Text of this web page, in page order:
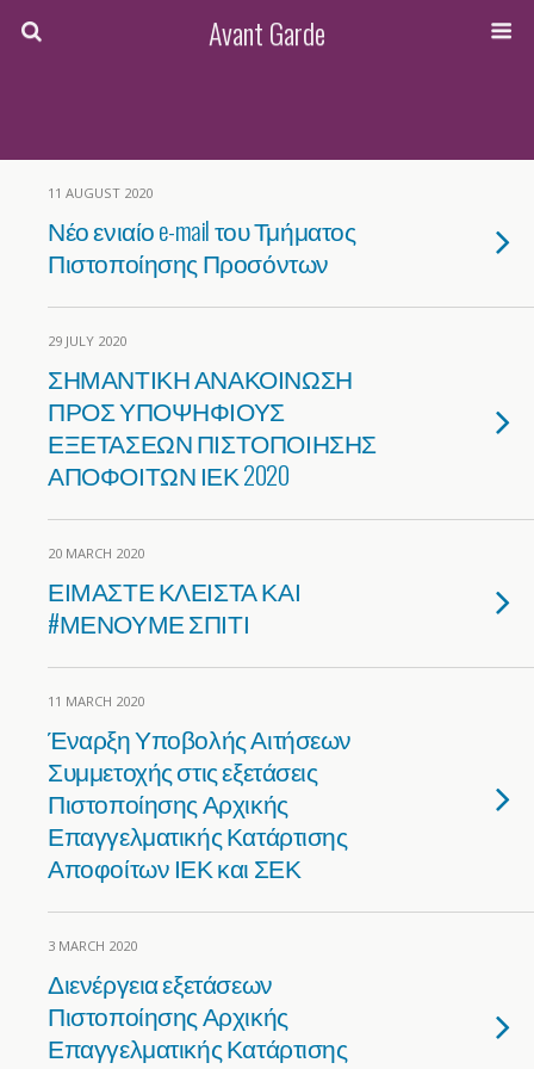
Avant Garde
11 AUGUST 2020
Νέο ενιαίο e-mail του Τμήματος
Πιστοποίησης Προσόντων
29 JULY 2020
ΣΗΜΑΝΤΙΚΗ ΑΝΑΚΟΙΝΩΣΗ
ΠΡΟΣ ΥΠΟΨΗΦΙΟΥΣ
ΕΞΕΤΑΣΕΩΝ ΠΙΣΤΟΠΟΙΗΣΗΣ
ΑΠΟΦΟΙΤΩΝ ΙΕΚ 2020
20 MARCH 2020
ΕΙΜΑΣΤΕ ΚΛΕΙΣΤΑ ΚΑΙ
#ΜΕΝΟΥΜΕ ΣΠΙΤΙ
11 MARCH 2020
Έναρξη Υποβολής Αιτήσεων
Συμμετοχής στις εξετάσεις
Πιστοποίησης Αρχικής
Επαγγελματικής Κατάρτισης
Αποφοίτων ΙΕΚ και ΣΕΚ
3 MARCH 2020
Διενέργεια εξετάσεων
Πιστοποίησης Αρχικής
Επαγγελματικής Κατάρτισης